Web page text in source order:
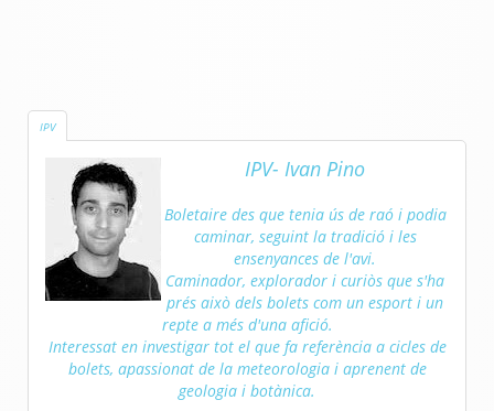
IPV
IPV- Ivan Pino
Boletaire des que tenia ús de raó i podia
caminar, seguint la tradició i les
ensenyances de l'avi.
Caminador, explorador i curiòs que s'ha
prés això dels bolets com un esport i un
repte a més d'una afició.
Interessat en investigar tot el que fa referència a cicles de
bolets, apassionat de la meteorologia i aprenent de
geologia i botànica.